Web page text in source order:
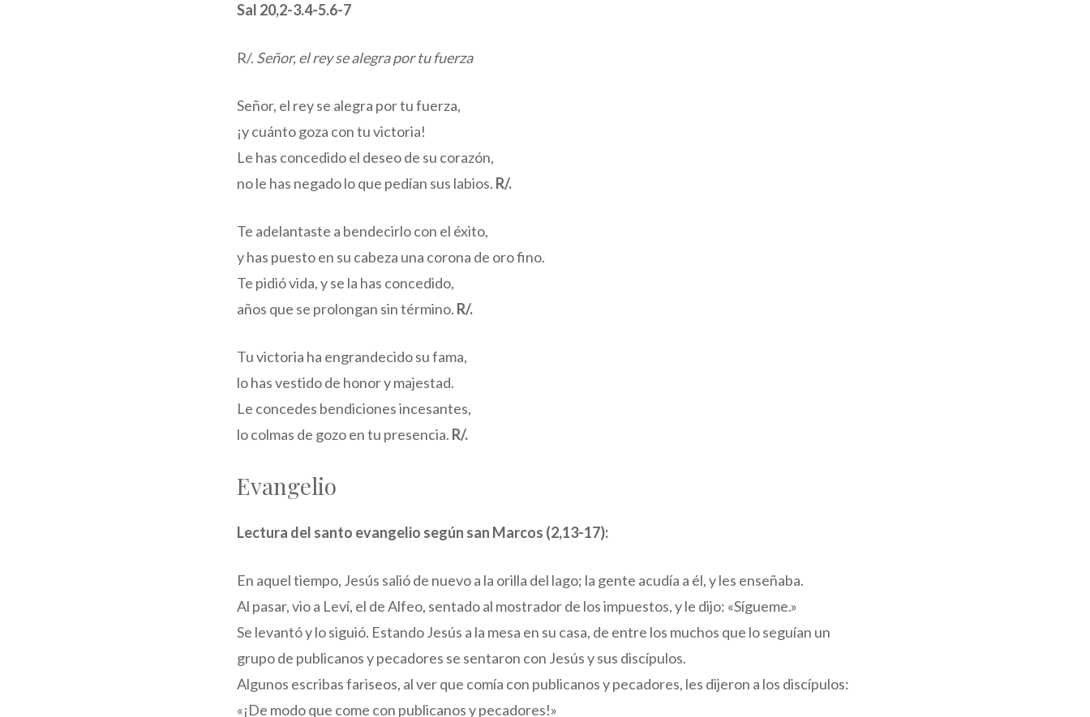
Sal 20,2-3.4-5.6-7
R/. Señor, el rey se alegra por tu fuerza
Señor, el rey se alegra por tu fuerza,
¡y cuánto goza con tu victoria!
Le has concedido el deseo de su corazón,
no le has negado lo que pedían sus labios. R/.
Te adelantaste a bendecirlo con el éxito,
y has puesto en su cabeza una corona de oro fino.
Te pidió vida, y se la has concedido,
años que se prolongan sin término. R/.
Tu victoria ha engrandecido su fama,
lo has vestido de honor y majestad.
Le concedes bendiciones incesantes,
lo colmas de gozo en tu presencia. R/.
Evangelio
Lectura del santo evangelio según san Marcos (2,13-17):
En aquel tiempo, Jesús salió de nuevo a la orilla del lago; la gente acudía a él, y les enseñaba.
Al pasar, vio a Leví, el de Alfeo, sentado al mostrador de los impuestos, y le dijo: «Sígueme.»
Se levantó y lo siguió. Estando Jesús a la mesa en su casa, de entre los muchos que lo seguían un
grupo de publicanos y pecadores se sentaron con Jesús y sus discípulos.
Algunos escribas fariseos, al ver que comía con publicanos y pecadores, les dijeron a los discípulos:
«¡De modo que come con publicanos y pecadores!»